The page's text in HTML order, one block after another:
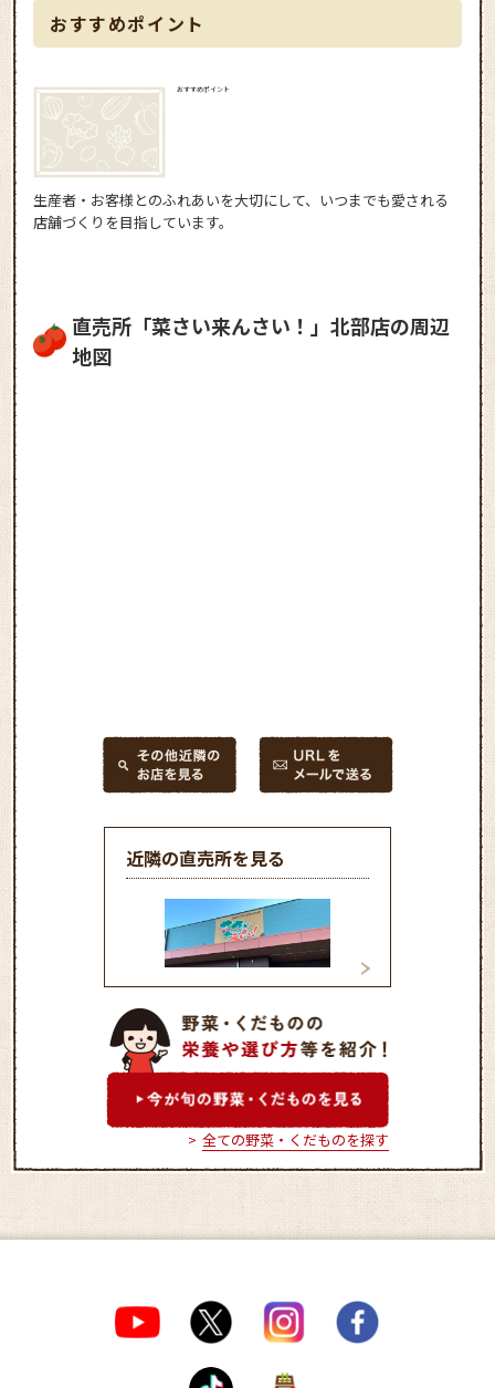
おすすめポイント
おすすめポイント
生産者・お客様とのふれあいを大切にして、いつまでも愛される
店舗づくりを目指しています。
直売所「菜さい来んさい！」北部店の周辺
地図
近隣の直売所を見る
直売所「菜さい来んさ
い！」下松店
直売所「菜さい来
い！」新南陽店
全ての野菜・くだものを探す